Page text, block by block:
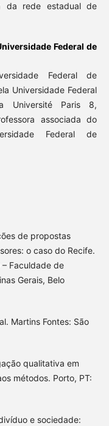
da rede estadual de
Federal de
Federal de
Universidade Federal
Université Paris 8,
associada do
Federal de
de propostas
o caso do Recife.
Faculdade de
Gerais, Belo
Martins Fontes: São
qualitativa em
métodos. Porto, PT:
e sociedade: